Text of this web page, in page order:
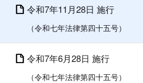
令和7年11月28日 施行
（令和七年法律第四十五号）
令和7年6月28日 施行
（令和七年法律第四十五号）